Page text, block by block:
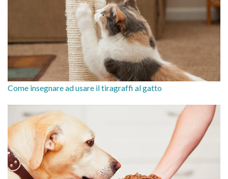
Come insegnare ad usare il tiragraffi al gatto